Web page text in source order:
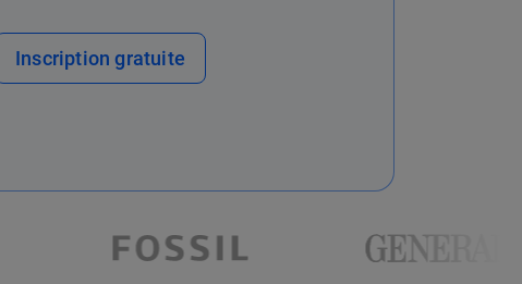
Inscription gratuite